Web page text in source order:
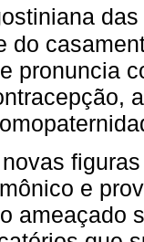
do
pronuncia
e
ameaçado